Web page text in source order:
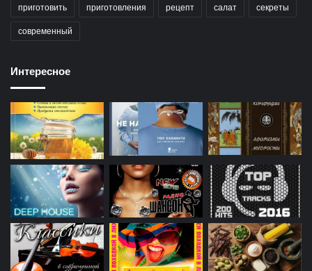
приготовить приготовления рецепт салат секреты
современный
Интересное